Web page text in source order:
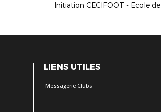
LIENS UTILES
Messagerie Clubs